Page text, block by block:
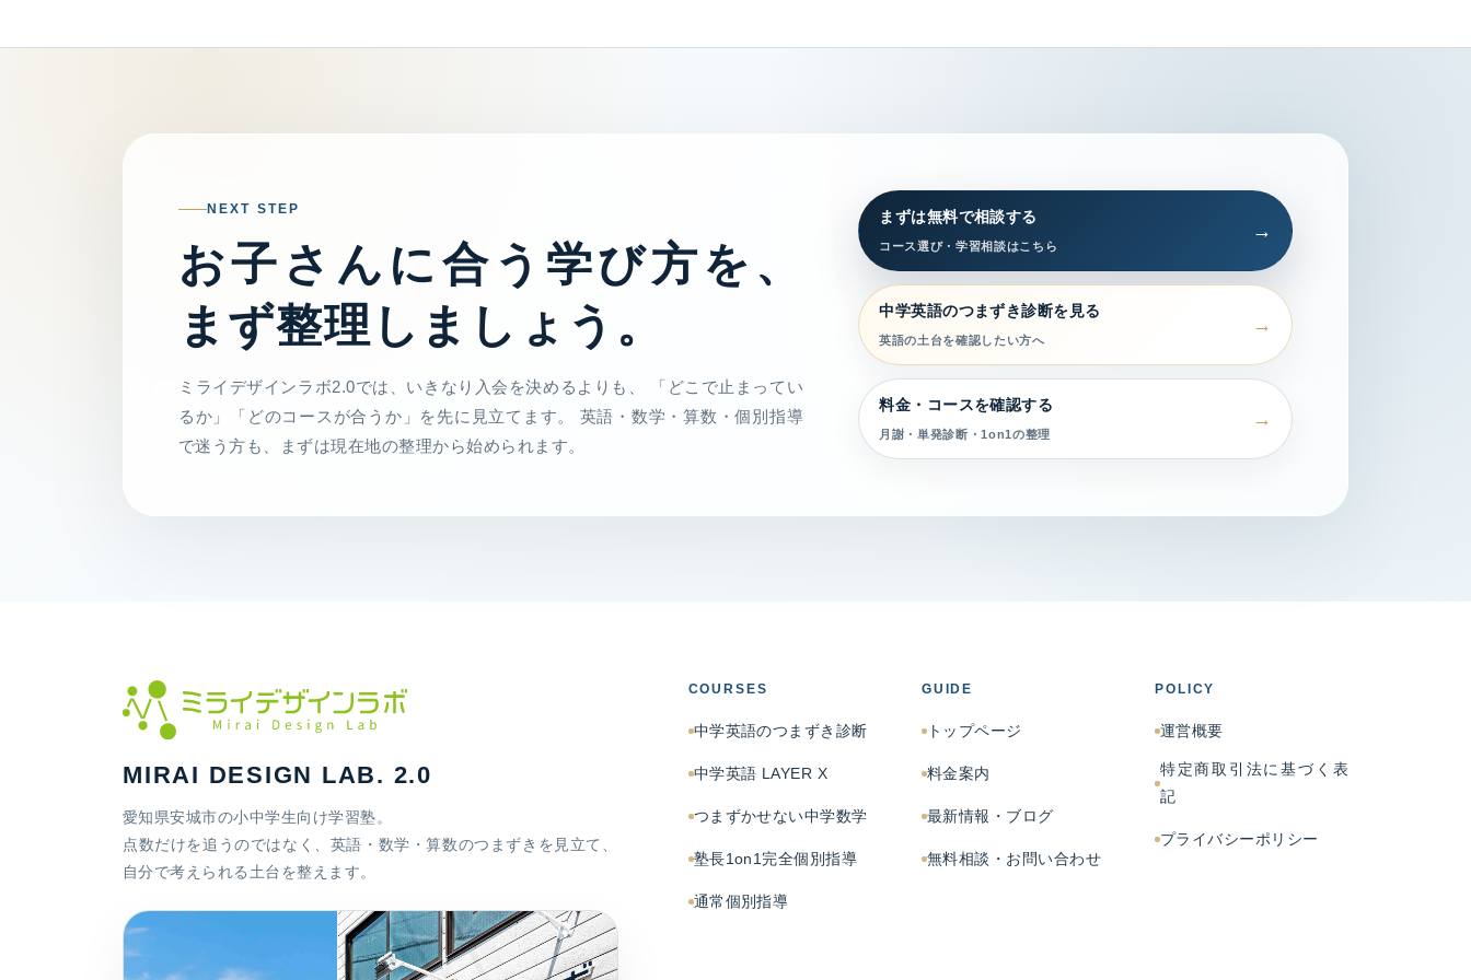
NEXT STEP
お子さんに合う学び方を、
まず整理しましょう。
ミライデザインラボ2.0では、いきなり入会を決めるよりも、 「どこで止まってい
るか」「どのコースが合うか」を先に見立てます。 英語・数学・算数・個別指導
で迷う方も、まずは現在地の整理から始められます。
まずは無料で相談する
コース選び・学習相談はこちら
中学英語のつまずき診断を見る
英語の土台を確認したい方へ
料金・コースを確認する
月謝・単発診断・1on1の整理
MIRAI DESIGN LAB. 2.0
愛知県安城市の小中学生向け学習塾。
点数だけを追うのではなく、英語・数学・算数のつまずきを見立て、
自分で考えられる土台を整えます。
COURSES
中学英語のつまずき診断
中学英語 LAYER X
つまずかせない中学数学
塾長1on1完全個別指導
通常個別指導
GUIDE
トップページ
料金案内
最新情報・ブログ
無料相談・お問い合わせ
POLICY
運営概要
特定商取引法に基づく表
記
プライバシーポリシー